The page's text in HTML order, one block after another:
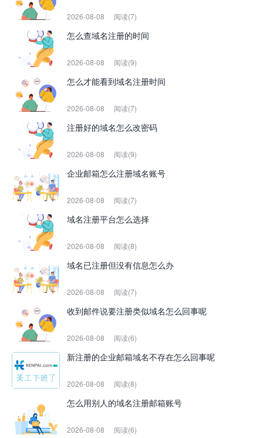
2026-08-08 阅读(7)
怎么查域名注册的时间
2026-08-08 阅读(9)
怎么才能看到域名注册时间
2026-08-08 阅读(7)
注册好的域名怎么改密码
2026-08-08 阅读(9)
企业邮箱怎么注册域名账号
2026-08-08 阅读(7)
域名注册平台怎么选择
2026-08-08 阅读(8)
域名已注册但没有信息怎么办
2026-08-08 阅读(7)
收到邮件说要注册类似域名怎么回事呢
2026-08-08 阅读(6)
新注册的企业邮箱域名不存在怎么回事呢
2026-08-08 阅读(8)
怎么用别人的域名注册邮箱账号
2026-08-08 阅读(6)